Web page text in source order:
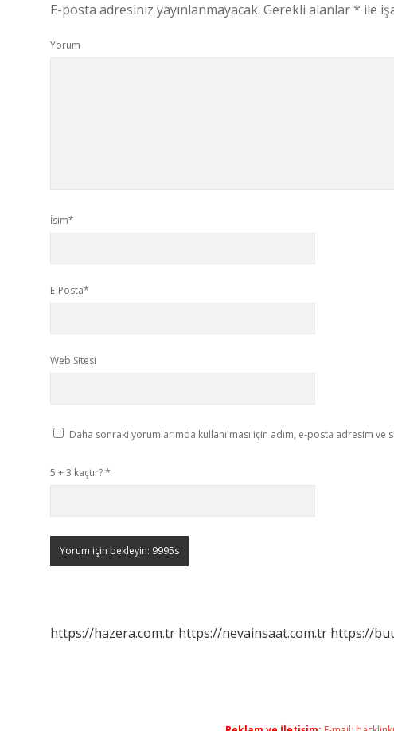
E-posta adresiniz yayınlanmayacak. Gerekli alanlar* ile
Yorum
İsim*
E-Posta*
Web Sitesi
Daha sonraki yorumlarımda kullanılması için adım, e-posta adresim ve
5 + 3 kaçtır?*
https://hazera.com.tr https://nevainsaat.com.tr https://